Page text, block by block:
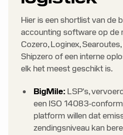
Hier is een shortlist van de
accounting software op de
Cozero, Loginex, Searoutes,
Shipzero of een interne
elk het meest geschikt is.
BigMile: LSP's,
een ISO 14083-
platform willen dat
zendingsniveau kan
7. Interne oplossing